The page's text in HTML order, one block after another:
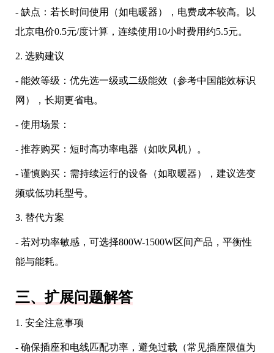
- 缺点：若长时间使用（如电暖器），电费成本较高。以
北京电价0.5元/度计算，连续使用10小时费用约5.5元。
2. 选购建议
- 能效等级：优先选一级或二级能效（参考中国能效标识
网），长期更省电。
- 使用场景：
- 推荐购买：短时高功率电器（如吹风机）。
- 谨慎购买：需持续运行的设备（如取暖器），建议选变
频或低功耗型号。
3. 替代方案
- 若对功率敏感，可选择800W-1500W区间产品，平衡性
能与能耗。
三、扩展问题解答
1. 安全注意事项
- 确保插座和电线匹配功率，避免过载（常见插座限值为